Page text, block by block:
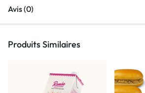
Avis (0)
Produits Similaires